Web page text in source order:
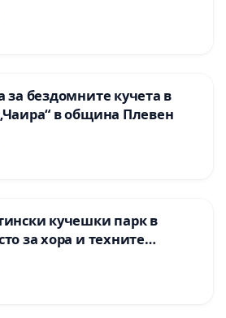
за бездомните кучета в
в община Плевен
кучешки парк в
за хора и техните